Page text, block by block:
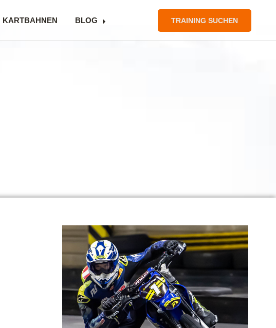
KARTBAHNEN BLOG TRAINING SUCHEN